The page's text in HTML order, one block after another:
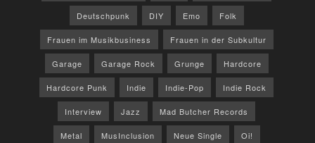
Deutschpunk DIY Emo Folk
Frauen im Musikbusiness Frauen in der Subkultur
Garage Garage Rock Grunge Hardcore
Hardcore Punk Indie Indie-Pop Indie Rock
Interview Jazz Mad Butcher Records
Metal MusInclusion Neue Single Oi!